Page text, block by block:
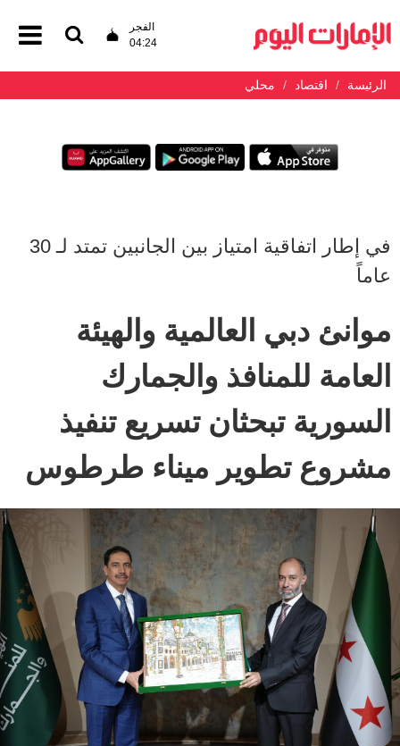
الفجر
04:24
الرئيسة اقتصاد محلي
في إطار اتفاقية امتياز بين الجانبين تمتد لـ 30
عاماً
موانئ دبي العالمية والهيئة
العامة للمنافذ والجمارك
السورية تبحثان تسريع تنفيذ
مشروع تطوير ميناء طرطوس